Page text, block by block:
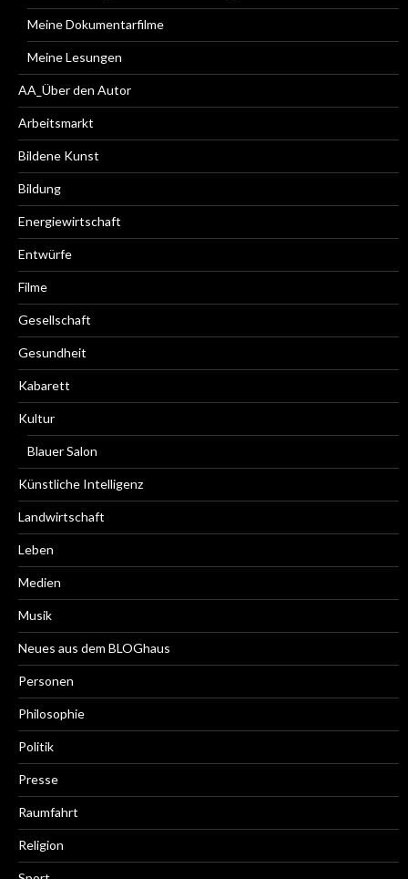
Meine Dokumentarfilme
Meine Lesungen
AA_Über den Autor
Arbeitsmarkt
Bildene Kunst
Bildung
Energiewirtschaft
Entwürfe
Filme
Gesellschaft
Gesundheit
Kabarett
Kultur
Blauer Salon
Künstliche Intelligenz
Landwirtschaft
Leben
Medien
Musik
Neues aus dem BLOGhaus
Personen
Philosophie
Politik
Presse
Raumfahrt
Religion